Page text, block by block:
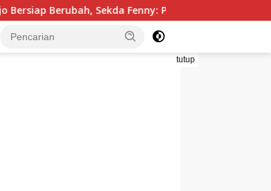
Sekda Fenny: Perbaikan Tidak Bisa Ditunda
tutup